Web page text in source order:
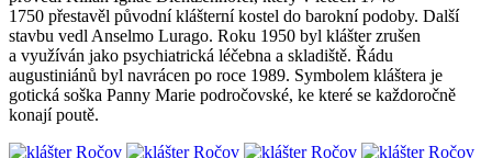
1750 přestavěl původní klášterní kostel do barokní podoby. Další
stavbu vedl Anselmo Lurago. Roku 1950 byl klášter zrušen
a využíván jako psychiatrická léčebna a skladiště. Řádu
augustiniánů byl navrácen po roce 1989. Symbolem kláštera je
gotická soška Panny Marie področovské, ke které se každoročně
konají poutě.